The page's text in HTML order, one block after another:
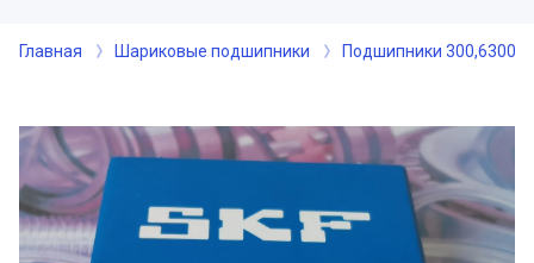
Главная Шариковые подшипники Подшипники 300,6300-